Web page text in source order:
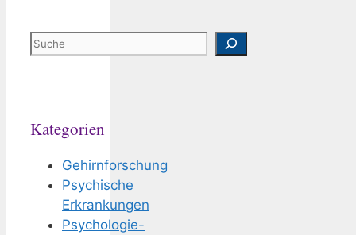
Suchen
Kategorien
Gehirnforschung
Psychische
Erkrankungen
Psychologie-